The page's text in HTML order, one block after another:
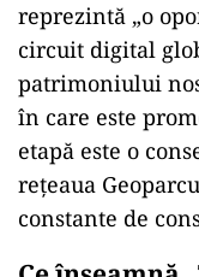
de sare,
chihlimbarul
rupestre.
mituri
elemente care
și cultura locală.
O